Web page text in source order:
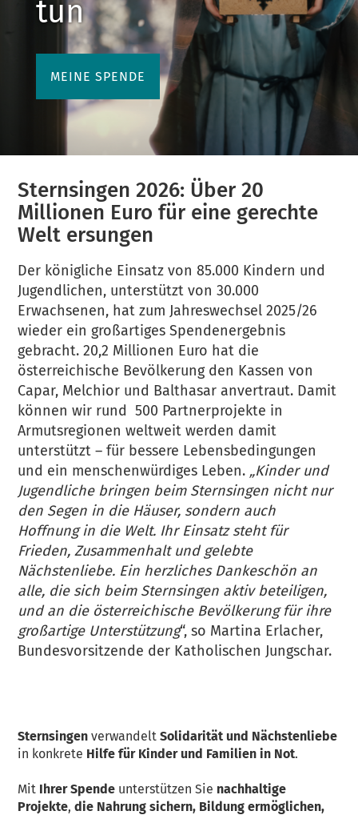
tun
MEINE SPENDE
Sternsingen 2026: Über 20
Millionen Euro für eine gerechte
Welt ersungen
Der königliche Einsatz von 85.000 Kindern und
Jugendlichen, unterstützt von 30.000
Erwachsenen, hat zum Jahreswechsel 2025/26
wieder ein großartiges Spendenergebnis
gebracht. 20,2 Millionen Euro hat die
österreichische Bevölkerung den Kassen von
Capar, Melchior und Balthasar anvertraut. Damit
können wir rund 500 Partnerprojekte in
Armutsregionen weltweit werden damit
unterstützt – für bessere Lebensbedingungen
und ein menschenwürdiges Leben. „Kinder und
Jugendliche bringen beim Sternsingen nicht nur
den Segen in die Häuser, sondern auch
Hoffnung in die Welt. Ihr Einsatz steht für
Frieden, Zusammenhalt und gelebte
Nächstenliebe. Ein herzliches Dankeschön an
alle, die sich beim Sternsingen aktiv beteiligen,
und an die österreichische Bevölkerung für ihre
großartige Unterstützung“, so Martina Erlacher,
Bundesvorsitzende der Katholischen Jungschar.
Sternsingen verwandeltSolidarität und Nächstenliebe
in konkrete Hilfe für Kinder und Familien in Not.
Mit Ihrer Spende unterstützen Sie nachhaltige
Projekte,die Nahrung sichern, Bildung ermöglichen,